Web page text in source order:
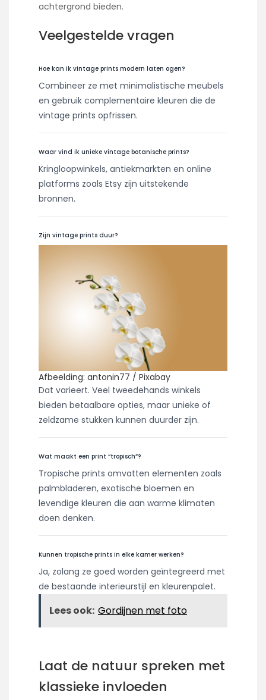
achtergrond bieden.
Veelgestelde vragen
Hoe kan ik vintage prints modern laten ogen?
Combineer ze met minimalistische meubels
en gebruik complementaire kleuren die de
vintage prints opfrissen.
Waar vind ik unieke vintage botanische prints?
Kringloopwinkels, antiekmarkten en online
platforms zoals Etsy zijn uitstekende
bronnen.
Zijn vintage prints duur?
Afbeelding: antonin77 / Pixabay
Dat varieert. Veel tweedehands winkels
bieden betaalbare opties, maar unieke of
zeldzame stukken kunnen duurder zijn.
Wat maakt een print “tropisch”?
Tropische prints omvatten elementen zoals
palmbladeren, exotische bloemen en
levendige kleuren die aan warme klimaten
doen denken.
Kunnen tropische prints in elke kamer werken?
Ja, zolang ze goed worden geïntegreerd met
de bestaande interieurstijl en kleurenpalet.
Lees ook: Gordijnen met foto
Laat de natuur spreken met
klassieke invloeden